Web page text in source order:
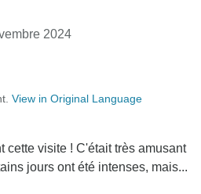
2024
View in Original Language
cette visite ! C'était très amusant
jours ont été intenses, mais...